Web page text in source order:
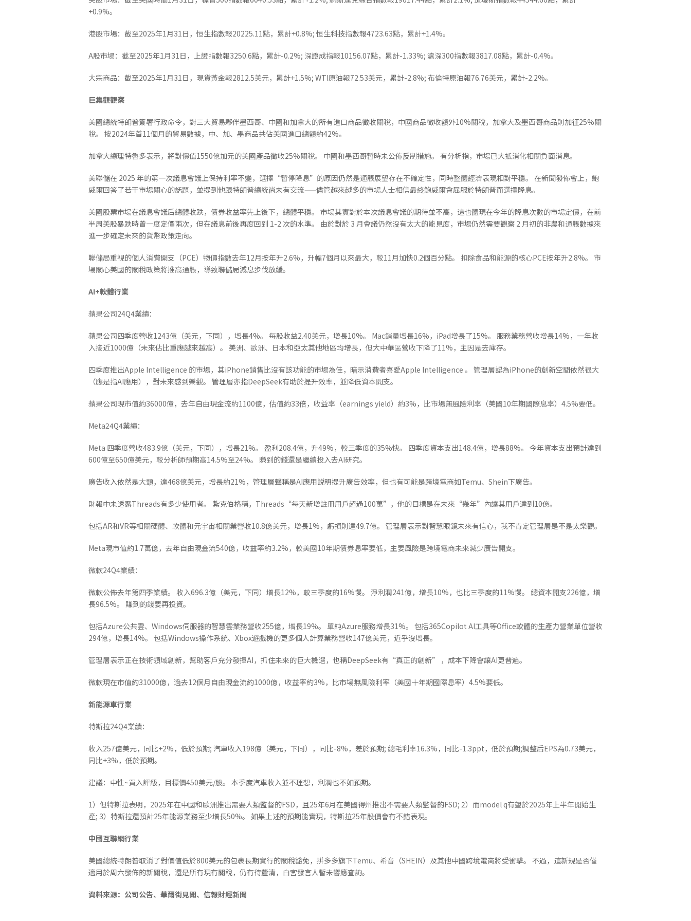
+0.9%。
港股市場：截至2025年1月31日，恒生指數報20225.11點，累計+0.8%; 恒生科技指數報4723.63點，累計+1.4%。
A股市場：截至2025年1月31日，上證指數報3250.6點，累計-0.2%; 深證成指報10156.07點，累計-1.33%; 滬深300指數報3817.08點，累計-0.4%。
大宗商品：截至2025年1月31日，現貨黃金報2812.5美元，累計+1.5%; WTI原油報72.53美元，累計-2.8%; 布倫特原油報76.76美元，累計-2.2%。
巨集觀觀察
美國總統特朗普簽署行政命令，對三大貿易夥伴墨西哥、中國和加拿大的所有進口商品徵收關稅，中國商品徵收額外10%關稅，加拿大及墨西哥商品則加征25%關
稅。 按2024年首11個月的貿易數據，中、加、墨商品共佔美國進口總額約42%。
加拿大總理特魯多表示，將對價值1550億加元的美國產品徵收25%關稅。 中國和墨西哥暫時未公佈反制措施。 有分析指，市場已大抵消化相關負面消息。
美聯儲在 2025 年的第一次議息會議上保持利率不變，選擇“暫停降息”的原因仍然是通脹展望存在不確定性，同時整體經濟表現相對平穩。 在新聞發佈會上，鮑
威爾回答了若干市場關心的話題，並提到他跟特朗普總統尚未有交流——儘管越來越多的市場人士相信最終鮑威爾會屈服於特朗普而選擇降息。
美國股票市場在議息會議后總體收跌，債券收益率先上後下，總體平穩。 市場其實對於本次議息會議的期待並不高，這也體現在今年的降息次數的市場定價，在前
半周美股暴跌時曾一度定價兩次，但在議息前後再度回到 1-2 次的水準。 由於對於 3 月會議仍然沒有太大的能見度，市場仍然需要觀察 2 月初的非農和通脹數據來
進一步確定未來的貨幣政策走向。
聯儲局重視的個人消費開支（PCE）物價指數去年12月按年升2.6%，升幅7個月以來最大，較11月加快0.2個百分點。 扣除食品和能源的核心PCE按年升2.8%。 市
場關心美國的關稅政策將推高通脹，導致聯儲局減息步伐放緩。
AI+軟體行業
蘋果公司24Q4業績：
蘋果公司四季度營收1243億（美元，下同），增長4%。 每股收益2.40美元，增長10%。 Mac銷量增長16%，iPad增長了15%。 服務業務營收增長14%，一年收
入接近1000億（未來佔比重應越來越高）。 美洲、歐洲、日本和亞太其他地區均增長，但大中華區營收下降了11%，主因是去庫存。
四季度推出Apple Intelligence 的市場，其iPhone銷售比沒有該功能的市場為佳，暗示消費者喜愛Apple Intelligence 。 管理層認為iPhone的創新空間依然很大
（應是指AI應用），對未來感到樂觀。 管理層亦指DeepSeek有助於提升效率，並降低資本開支。
蘋果公司現市值約36000億，去年自由現金流約1100億，估值約33倍，收益率（earnings yield）約3%，比市場無風險利率（美國10年期國際息率）4.5%要低。
Meta24Q4業績：
Meta 四季度營收483.9億（美元，下同），增長21%。 盈利208.4億，升49%，較三季度的35%快。 四季度資本支出148.4億，增長88%。 今年資本支出預計達到
600億至650億美元，較分析師預期高14.5%至24%。 賺到的錢還是繼續投入去AI研究。
廣告收入依然是大頭，達468億美元，增長約21%，管理層聲稱是AI應用説明提升廣告效率，但也有可能是跨境電商如Temu、Shein下廣告。
財報中未透露Threads有多少使用者。 紮克伯格稱，Threads“每天新增註冊用戶超過100萬”，他的目標是在未來“幾年”內讓其用戶達到10億。
包括AR和VR等相關硬體、軟體和元宇宙相關業營收10.8億美元，增長1%，虧損則達49.7億。 管理層表示對智慧眼鏡未來有信心，我不肯定管理層是不是太樂觀。
Meta現市值約1.7萬億，去年自由現金流540億，收益率約3.2%，較美國10年期債券息率要低，主要風險是跨境電商未來減少廣告開支。
微軟24Q4業績：
微軟公佈去年第四季業績。 收入696.3億（美元，下同）增長12%，較三季度的16%慢。 淨利潤241億，增長10%，也比三季度的11%慢。 總資本開支226億，增
長96.5%。 賺到的錢要再投資。
包括Azure公共雲、Windows伺服器的智慧雲業務營收255億，增長19%。 單純Azure服務增長31%。 包括365Copilot AI工具等Office軟體的生產力營業單位營收
294億，增長14%。 包括Windows操作系統、Xbox遊戲機的更多個人計算業務營收147億美元，近乎沒增長。
管理層表示正在技術領域創新，幫助客戶充分發揮AI，抓住未來的巨大機遇，也稱DeepSeek有“真正的創新” ，成本下降會讓AI更普遍。
微軟現在市值約31000億，過去12個月自由現金流約1000億，收益率約3%，比市場無風險利率（美國十年期國際息率）4.5%要低。
新能源車行業
特斯拉24Q4業績：
收入257億美元，同比+2%，低於預期; 汽車收入198億（美元，下同），同比-8%，差於預期; 總毛利率16.3%，同比-1.3ppt，低於預期;調整后EPS為0.73美元，
同比+3%，低於預期。
建議：中性~買入評級，目標價450美元/股。 本季度汽車收入並不理想，利潤也不如預期。
1）但特斯拉表明，2025年在中國和歐洲推出需要人類監督的FSD，且25年6月在美國得州推出不需要人類監督的FSD; 2）而model q有望於2025年上半年開始生
產; 3）特斯拉還預計25年能源業務至少增長50%。 如果上述的預期能實現，特斯拉25年股價會有不錯表現。
中國互聯網行業
美國總統特朗普取消了對價值低於800美元的包裹長期實行的關稅豁免，拼多多旗下Temu、希音（SHEIN）及其他中國跨境電商將受衝擊。 不過，這新規是否僅
適用於周六發佈的新關稅，還是所有現有關稅，仍有待釐清，白宮發言人暫未響應查詢。
資料來源：公司公告、華爾街見聞、信報財經新聞